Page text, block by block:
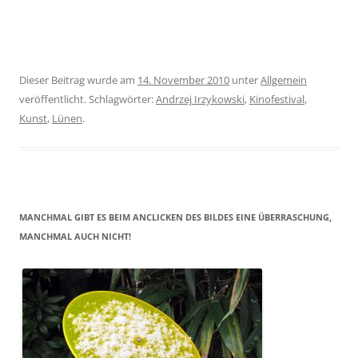
Dieser Beitrag wurde am 14. November 2010 unterAllgemein
veröffentlicht. Schlagwörter:Andrzej Irzykowski, Kinofestival,
Kunst, Lünen.
MANCHMAL GIBT ES BEIM ANCLICKEN DES BILDES EINE ÜBERRASCHUNG,
MANCHMAL AUCH NICHT!